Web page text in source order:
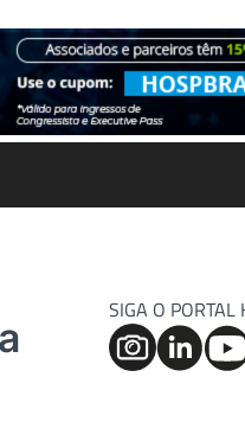
SIGA O PORTAL